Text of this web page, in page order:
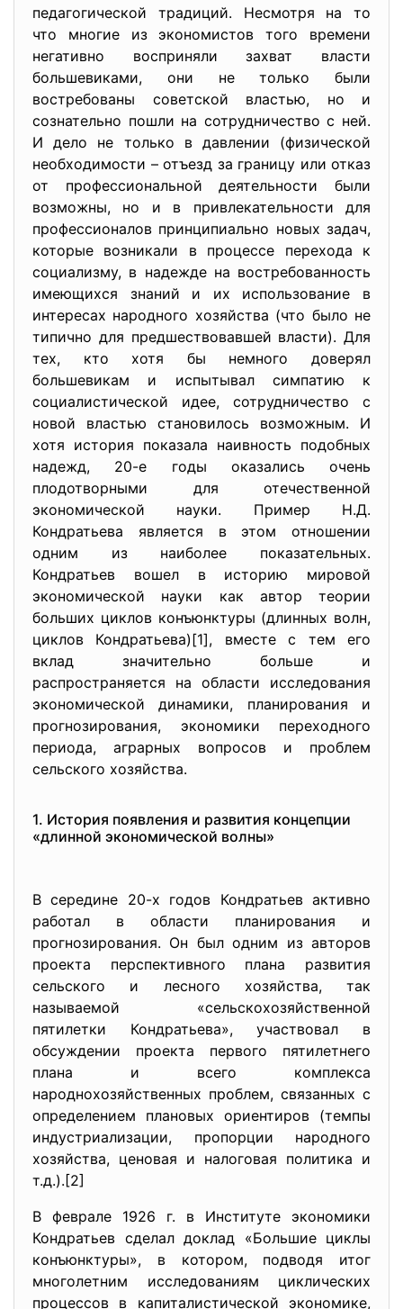
педагогической традиций. Несмотря на то
что многие из экономистов того времени
негативно восприняли захват власти
большевиками, они не только были
востребованы советской властью, но и
сознательно пошли на сотрудничество с ней.
И дело не только в давлении (физической
необходимости – отъезд за границу или отказ
от профессиональной деятельности были
возможны, но и в привлекательности для
профессионалов принципиально новых задач,
которые возникали в процессе перехода к
социализму, в надежде на востребованность
имеющихся знаний и их использование в
интересах народного хозяйства (что было не
типично для предшествовавшей власти). Для
тех, кто хотя бы немного доверял
большевикам и испытывал симпатию к
социалистической идее, сотрудничество с
новой властью становилось возможным. И
хотя история показала наивность подобных
надежд, 20-е годы оказались очень
плодотворными для отечественной
экономической науки. Пример Н.Д.
Кондратьева является в этом отношении
одним из наиболее показательных.
Кондратьев вошел в историю мировой
экономической науки как автор теории
больших циклов конъюнктуры (длинных волн,
циклов Кондратьева)[1], вместе с тем его
вклад значительно больше и
распространяется на области исследования
экономической динамики, планирования и
прогнозирования, экономики переходного
периода, аграрных вопросов и проблем
сельского хозяйства.
1. История появления и развития концепции
«длинной экономической волны»
В середине 20-х годов Кондратьев активно
работал в области планирования и
прогнозирования. Он был одним из авторов
проекта перспективного плана развития
сельского и лесного хозяйства, так
называемой «сельскохозяйственной
пятилетки Кондратьева», участвовал в
обсуждении проекта первого пятилетнего
плана и всего комплекса
народнохозяйственных проблем, связанных с
определением плановых ориентиров (темпы
индустриализации, пропорции народного
хозяйства, ценовая и налоговая политика и
т.д.).[2]
В феврале 1926 г. в Институте экономики
Кондратьев сделал доклад «Большие циклы
конъюнктуры», в котором, подводя итог
многолетним исследованиям циклических
процессов в капиталистической экономике,